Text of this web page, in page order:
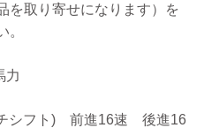
を取り寄せになります）を
。
力
シフト) 前進16速 後進16